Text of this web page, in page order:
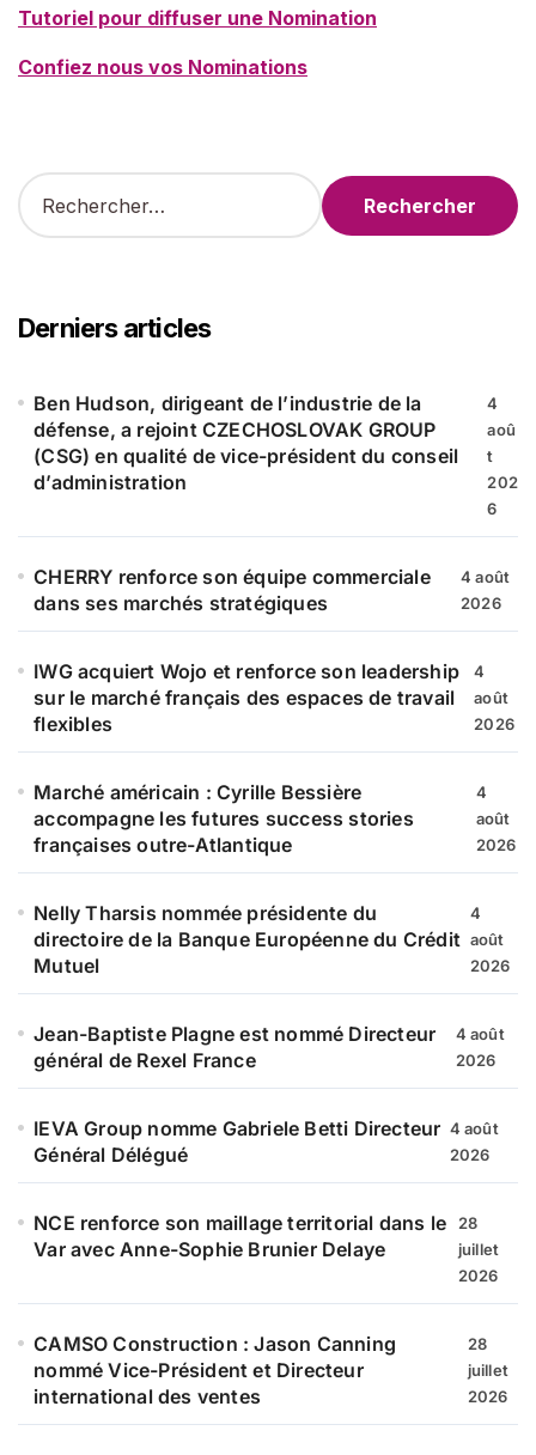
Tutoriel pour diffuser une Nomination
Confiez nous vos Nominations
R
e
r
c
e
Derniers articles
Ben Hudson, dirigeant de l’industrie de la
défense, a rejoint CZECHOSLOVAK GROUP
(CSG) en qualité de vice-président du conseil
d’administration
4
aoû
t
202
6
CHERRY renforce son équipe commerciale
dans ses marchés stratégiques
4 août
2026
IWG acquiert Wojo et renforce son leadership
sur le marché français des espaces de travail
flexibles
4
août
2026
Marché américain : Cyrille Bessière
accompagne les futures success stories
françaises outre-Atlantique
4
août
2026
Nelly Tharsis nommée présidente du
directoire de la Banque Européenne du Crédit
Mutuel
4
août
2026
Jean-Baptiste Plagne est nommé Directeur
général de Rexel France
4 août
2026
IEVA Group nomme Gabriele Betti Directeur
Général Délégué
4 août
2026
NCE renforce son maillage territorial dans le
Var avec Anne-Sophie Brunier Delaye
28
juillet
2026
CAMSO Construction : Jason Canning
nommé Vice-Président et Directeur
international des ventes
28
juillet
2026